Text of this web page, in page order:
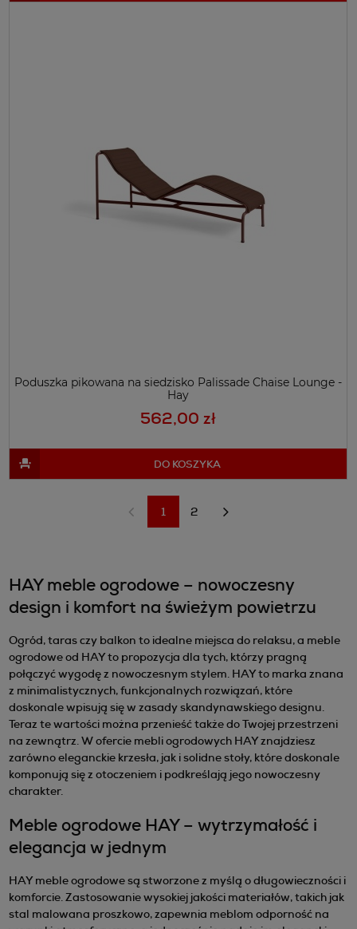
Poduszka pikowana na siedzisko Palissade Chaise Lounge -
Hay
562,00 zł
DO KOSZYKA
1 2
HAY meble ogrodowe – nowoczesny
design i komfort na świeżym powietrzu
Ogród, taras czy balkon to idealne miejsca do relaksu, a meble
ogrodowe od HAYto propozycja dla tych, którzy pragną
połączyć wygodę z nowoczesnym stylem. HAY to marka znana
z minimalistycznych, funkcjonalnych rozwiązań, które
doskonale wpisują się w zasady skandynawskiego designu.
Teraz te wartości można przenieść także do Twojej przestrzeni
na zewnątrz. W ofercie mebli ogrodowych HAY znajdziesz
zarówno eleganckie krzesła, jak i solidne stoły, które doskonale
komponują się z otoczeniem i podkreślają jego nowoczesny
charakter.
Meble ogrodowe HAY – wytrzymałość i
elegancja w jednym
HAY meble ogrodowe są stworzone z myślą o długowieczności i
komforcie. Zastosowanie wysokiej jakości materiałów, takich jak
stal malowana proszkowo, zapewnia meblom odporność na